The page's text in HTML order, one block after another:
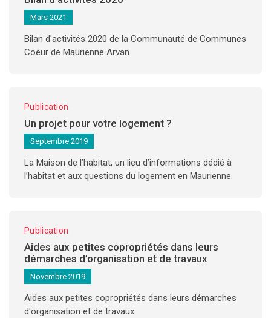
Mars 2021
Bilan d'activités 2020 de la Communauté de Communes
Coeur de Maurienne Arvan
Publication
Un projet pour votre logement ?
Septembre 2019
La Maison de l’habitat, un lieu d’informations dédié à
l’habitat et aux questions du logement en Maurienne.
Publication
Aides aux petites copropriétés dans leurs
démarches d’organisation et de travaux
Novembre 2019
Aides aux petites copropriétés dans leurs démarches
d'organisation et de travaux